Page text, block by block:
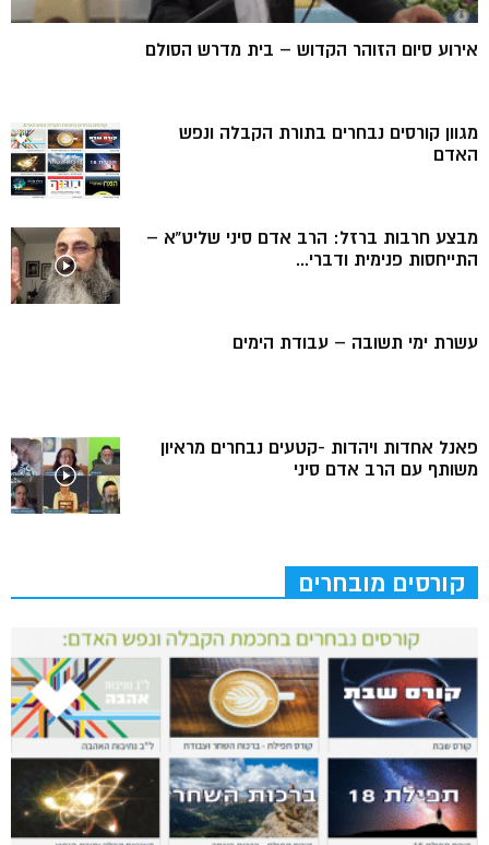
אירוע סיום הזוהר הקדוש – בית מדרש הסולם
מגוון קורסים נבחרים בתורת הקבלה ונפש
האדם
מבצע חרבות ברזל: הרב אדם סיני שליט”א –
התייחסות פנימית ודברי...
עשרת ימי תשובה – עבודת הימים
פאנל אחדות ויהדות -קטעים נבחרים מראיון
משותף עם הרב אדם סיני
קורסים מובחרים